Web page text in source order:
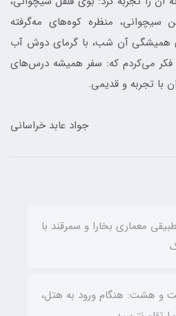
سیچوانی، منظره کوه‌های مه‌گرفته
همیشگی آن شب، با گرمای دوش آب
فکر می‌کردم که: سفر همیشه درس‌های
با تجربه و قدیمی.
جواد عابد خراسانی
معماری بخارا و سمرقند با
و هشت: هنگام ورود به هتل،